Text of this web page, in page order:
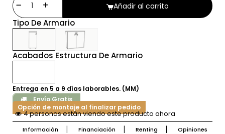
Añadir al carrito
Tipo De Armario
Acabados Estructura De Armario
Entrega en 5 a 9 días laborables. (MM)
Envío Gratis
Opción de montaje al finalizar pedido
4 personas están viendo este producto ahora
Información Financiación Renting Opiniones